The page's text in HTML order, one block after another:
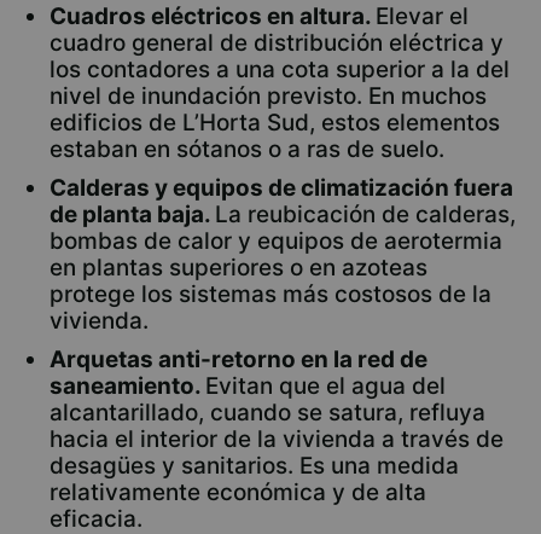
Cuadros eléctricos en altura. Elevar el
cuadro general de distribución eléctrica y
los contadores a una cota superior a la del
nivel de inundación previsto. En muchos
edificios de L’Horta Sud, estos elementos
estaban en sótanos o a ras de suelo.
Calderas y equipos de climatización fuera
de planta baja. La reubicación de calderas,
bombas de calor y equipos de aerotermia
en plantas superiores o en azoteas
protege los sistemas más costosos de la
vivienda.
Arquetas anti-retorno en la red de
saneamiento. Evitan que el agua del
alcantarillado, cuando se satura, refluya
hacia el interior de la vivienda a través de
desagües y sanitarios. Es una medida
relativamente económica y de alta
eficacia.